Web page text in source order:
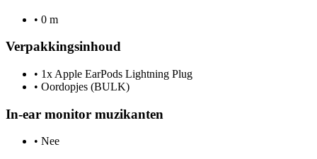
• 0 m
Verpakkingsinhoud
• 1x Apple EarPods Lightning Plug
• Oordopjes (BULK)
In-ear monitor muzikanten
• Nee